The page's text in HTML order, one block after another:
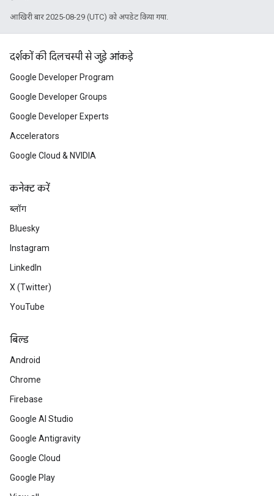
आखिरी बार 2025-08-29 (UTC) को अपडेट किया गया.
दर्शकों की दिलचस्पी से जुड़े आंकड़े
Google Developer Program
Google Developer Groups
Google Developer Experts
Accelerators
Google Cloud & NVIDIA
कनेक्ट करें
ब्लॉग
Bluesky
Instagram
LinkedIn
X (Twitter)
YouTube
बिल्ड
Android
Chrome
Firebase
Google AI Studio
Google Antigravity
Google Cloud
Google Play